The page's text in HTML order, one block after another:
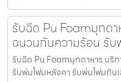
รับฉีด Pu Foamมุกด
ฉนวนกันความร้อน รับ
รับฉีด Pu Foamมุกดาหาร บ
รับพ่นโฟมหลังคา รับพ่นโฟมกัน